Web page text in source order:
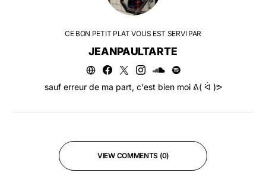
CE BON PETIT PLAT VOUS EST SERVI PAR
JEANPAULTARTE
sauf erreur de ma part, c'est bien moi ᕕ( ᐛ )ᕗ
VIEW COMMENTS (0)